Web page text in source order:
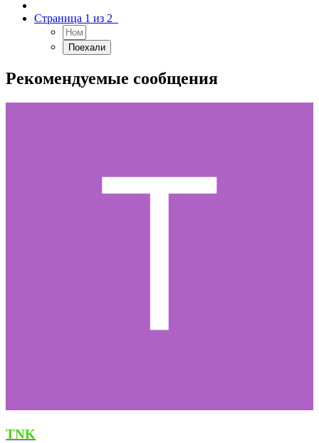
Страница 1 из 2
Рекомендуемые сообщения
TNK